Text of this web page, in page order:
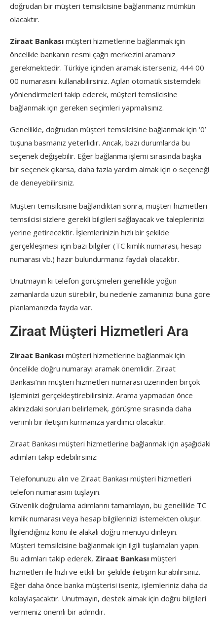
doğrudan bir müşteri temsilcisine bağlanmanız mümkün
olacaktır.
Ziraat Bankası müşteri hizmetlerine bağlanmak için
öncelikle bankanın resmi çağrı merkezini aramanız
gerekmektedir. Türkiye içinden aramak isterseniz, 444 00
00 numarasını kullanabilirsiniz. Açılan otomatik sistemdeki
yönlendirmeleri takip ederek, müşteri temsilcisine
bağlanmak için gereken seçimleri yapmalısınız.
Genellikle, doğrudan müşteri temsilcisine bağlanmak için ‘0’
tuşuna basmanız yeterlidir. Ancak, bazı durumlarda bu
seçenek değişebilir. Eğer bağlanma işlemi sırasında başka
bir seçenek çıkarsa, daha fazla yardım almak için o seçeneği
de deneyebilirsiniz.
Müşteri temsilcisine bağlandıktan sonra, müşteri hizmetleri
temsilcisi sizlere gerekli bilgileri sağlayacak ve taleplerinizi
yerine getirecektir. İşlemlerinizin hızlı bir şekilde
gerçekleşmesi için bazı bilgiler (TC kimlik numarası, hesap
numarası vb.) hazır bulundurmanız faydalı olacaktır.
Unutmayın ki telefon görüşmeleri genellikle yoğun
zamanlarda uzun sürebilir, bu nedenle zamanınızı buna göre
planlamanızda fayda var.
Ziraat Müşteri Hizmetleri Ara
Ziraat Bankası müşteri hizmetlerine bağlanmak için
öncelikle doğru numarayı aramak önemlidir. Ziraat
Bankası’nın müşteri hizmetleri numarası üzerinden birçok
işleminizi gerçekleştirebilirsiniz. Arama yapmadan önce
aklınızdaki soruları belirlemek, görüşme sırasında daha
verimli bir iletişim kurmanıza yardımcı olacaktır.
Ziraat Bankası müşteri hizmetlerine bağlanmak için aşağıdaki
adımları takip edebilirsiniz:
Telefonunuzu alın ve Ziraat Bankası müşteri hizmetleri
telefon numarasını tuşlayın.
Güvenlik doğrulama adımlarını tamamlayın, bu genellikle TC
kimlik numarası veya hesap bilgilerinizi istemekten oluşur.
İlgilendiğiniz konu ile alakalı doğru menüyü dinleyin.
Müşteri temsilcisine bağlanmak için ilgili tuşlamaları yapın.
Bu adımları takip ederek, Ziraat Bankası müşteri
hizmetleri ile hızlı ve etkili bir şekilde iletişim kurabilirsiniz.
Eğer daha önce banka müşterisi iseniz, işlemleriniz daha da
kolaylaşacaktır. Unutmayın, destek almak için doğru bilgileri
vermeniz önemli bir adımdır.